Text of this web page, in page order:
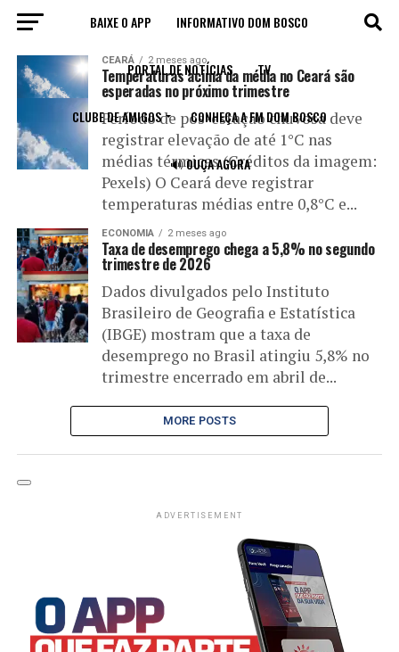
BAIXE O APP INFORMATIVO DOM BOSCO
PORTAL DE NOTÍCIAS TV
CLUBE DE AMIGOS CONHEÇA A FM DOM BOSCO
🔊 OUÇA AGORA
All posts tagged "trimestre"
CEARÁ 2 meses ago
Temperaturas acima da média no Ceará são
esperadas no próximo trimestre
Período de pós-estação chuvosa deve
registrar elevação de até 1°C nas
médias térmicas (Créditos da imagem:
Pexels) O Ceará deve registrar
temperaturas médias entre 0,8°C e...
ECONOMIA 2 meses ago
Taxa de desemprego chega a 5,8% no segundo
trimestre de 2026
Dados divulgados pelo Instituto
Brasileiro de Geografia e Estatística
(IBGE) mostram que a taxa de
desemprego no Brasil atingiu 5,8% no
trimestre encerrado em abril de...
MORE POSTS
ADVERTISEMENT